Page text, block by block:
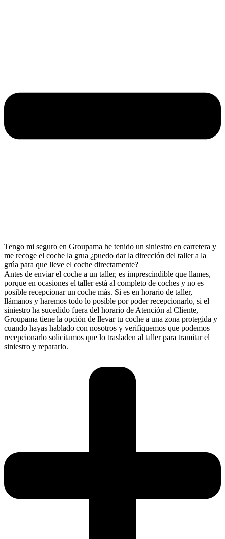
Tengo mi seguro en Groupama he tenido un siniestro en carretera y
me recoge el coche la grua ¿puedo dar la dirección del taller a la
grúa para que lleve el coche directamente?
Antes de enviar el coche a un taller, es imprescindible que llames,
porque en ocasiones el taller está al completo de coches y no es
posible recepcionar un coche más. Si es en horario de taller,
llámanos y haremos todo lo posible por poder recepcionarlo, si el
siniestro ha sucedido fuera del horario de Atención al Cliente,
Groupama tiene la opción de llevar tu coche a una zona protegida y
cuando hayas hablado con nosotros y verifiquemos que podemos
recepcionarlo solicitamos que lo trasladen al taller para tramitar el
siniestro y repararlo.